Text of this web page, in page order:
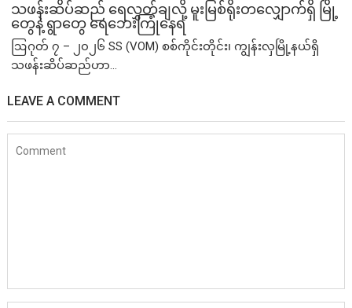
သဖန်းဆိပ်ဆည် ရေလွှတ်ချလို့ မူးမြစ်ရိုးတလျှောက်ရှိ မြို့
တွေနဲ့ ရွာတွေ ရေဘေးကြုံနေရ
ဩဂုတ် ၇ – ၂၀၂၆ SS (VOM) စစ်ကိုင်းတိုင်း၊ ကျွန်းလှမြို့နယ်ရှိ
သဖန်းဆိပ်ဆည်ဟာ...
LEAVE A COMMENT